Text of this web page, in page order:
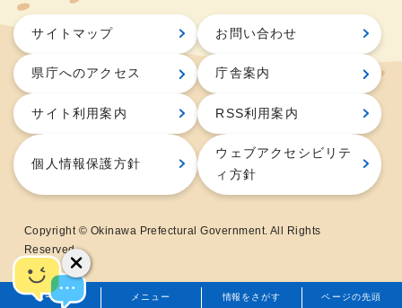
メニュー
ホーム 情報をさがす ページの先頭
サイトマップ お問い合わせ
県庁へのアクセス 庁舎案内
サイト利用案内 RSS利用案内
個人情報保護方針
ウェブアクセシビリテ
ィ方針
Copyright © Okinawa Prefectural Government. All Rights
Reserved.